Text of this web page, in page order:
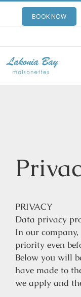
BOOK NOW
PRIVACY
Data privacy
In our
priority even
Below you will
have made to
we apply and